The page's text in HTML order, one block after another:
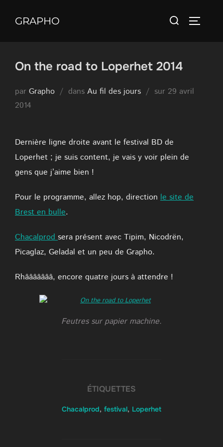
GRAPHO Rechercher :
On the road to Loperhet 2014
par Grapho dans Au fil des jours sur Publié
29 avril
2014
Dernière ligne droite avant le festival BD de
Loperhet ; je suis content, je vais y voir plein de
gens que j’aime bien !
Pour le programme, allez hop, direction le site de
Brest en bulle.
Chacalprodsera présent avec Tipim, Nicodrën,
Picaglaz, Geladal et un peu de Grapho.
Rhâââââââ, encore quatre jours à attendre !
Feutres sur papier machine.
ÉTIQUETTES
Chacalprod, festival, Loperhet